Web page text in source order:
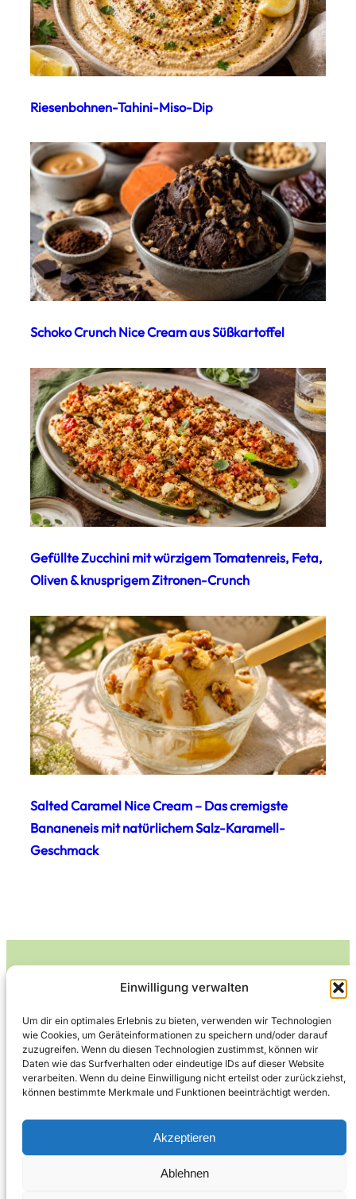
Einwilligung verwalten
Um dir ein optimales Erlebnis zu bieten, verwenden wir Technologien
wie Cookies, um Geräteinformationen zu speichern und/oder darauf
zuzugreifen. Wenn du diesen Technologien zustimmst, können wir
Daten wie das Surfverhalten oder eindeutige IDs auf dieser Website
verarbeiten. Wenn du deine Einwilligung nicht erteilst oder zurückziehst,
können bestimmte Merkmale und Funktionen beeinträchtigt werden.
Akzeptieren
Ablehnen
Riesenbohnen-Tahini-Miso-Dip
Schoko Crunch Nice Cream aus Süßkartoffel
Gefüllte Zucchini mit würzigem Tomatenreis, Feta,
Oliven & knusprigem Zitronen-Crunch
Salted Caramel Nice Cream – Das cremigste
Bananeneis mit natürlichem Salz-Karamell-
Geschmack
Leckerlife
Lecker essen – gesund leben.
Kontakt